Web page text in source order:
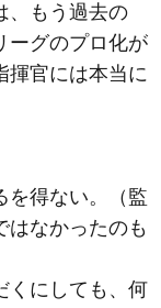
、もう過去の
ーグのプロ化が
揮官には本当に
を得ない。（監
はなかったのも
くにしても、何